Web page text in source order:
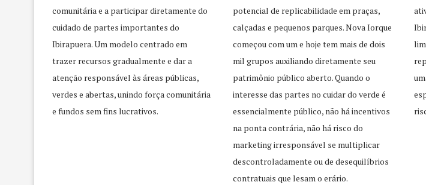
comunitária e a participar diretamente do
cuidado de partes importantes do
Ibirapuera. Um modelo centrado em
trazer recursos gradualmente e dar a
atenção responsável às áreas públicas,
verdes e abertas, unindo força comunitária
e fundos sem fins lucrativos.
potencial de replicabilidade em praças,
calçadas e pequenos parques. Nova Iorque
começou com um e hoje tem mais de dois
mil grupos auxiliando diretamente seu
patrimônio público aberto. Quando o
interesse das partes no cuidar do verde é
essencialmente público, não há incentivos
na ponta contrária, não há risco do
marketing irresponsável se multiplicar
descontroladamente ou de desequilíbrios
contratuais que lesam o erário.